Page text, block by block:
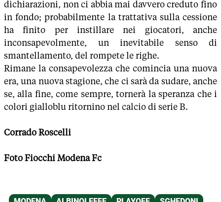
dichiarazioni, non ci abbia mai davvero creduto fino
in fondo; probabilmente la trattativa sulla cessione
ha finito per instillare nei giocatori, anche
inconsapevolmente, un inevitabile senso di
smantellamento, del rompete le righe.
Rimane la consapevolezza che comincia una nuova
era, una nuova stagione, che ci sarà da sudare, anche
se, alla fine, come sempre, tornerà la speranza che i
colori gialloblu ritornino nel calcio di serie B.
Corrado Roscelli
Foto Fiocchi Modena Fc